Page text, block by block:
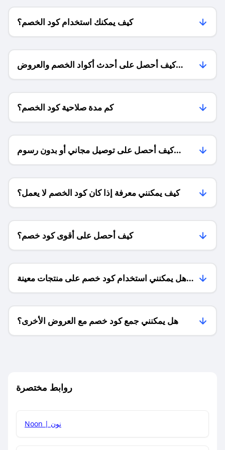
كيف يمكنك استخدام كود الخصم؟
كيف أحصل على أحدث أكواد الخصم والعروض
للمتاجر؟
كم مدة صلاحية كود الخصم؟
كيف أحصل على توصيل مجاني أو بدون رسوم
الشحن ؟
كيف يمكنني معرفة إذا كان كود الخصم لا يعمل؟
كيف أحصل على أقوى كود خصم؟
هل يمكنني استخدام كود خصم على منتجات معينة
فقط؟
هل يمكنني جمع كود خصم مع العروض الأخرى؟
روابط مختصرة
Noon | نون